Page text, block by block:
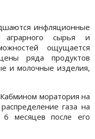
инфляционные
аграрного сырья и
ощущается
ряда продуктов
и молочные изделия,
моратория на
газа на
месяцев после его